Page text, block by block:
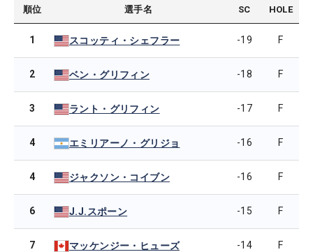
順位 選手名 SC HOLE
1 スコッティ・シェフラー -19 F
2 ベン・グリフィン -18 F
3 ラント・グリフィン -17 F
4 エミリアーノ・グリジョ -16 F
4 ジャクソン・コイブン -16 F
6 J.J.スポーン -15 F
7 マッケンジー・ヒューズ -14 F